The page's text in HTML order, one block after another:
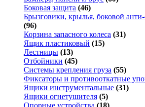
Боковая защита (46)
Брызговики, крылья, боковой
(96)
Корзина запасного колеса (31)
Ящик пластиковый (15)
Лестницы (13)
Отбойники (45)
Системы крепления груза (55)
Фиксаторы и противооткатные
Ящики инструментальные (31)
Ящики огнетушителя (5)
Опорные устройства (18)